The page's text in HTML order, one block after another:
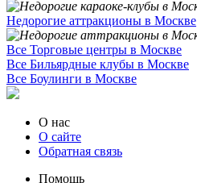
Недорогие аттракционы в Москве
Все Торговые центры в Москве
Все Бильярдные клубы в Москве
Все Боулинги в Москве
О нас
О сайте
Обратная связь
Помощь